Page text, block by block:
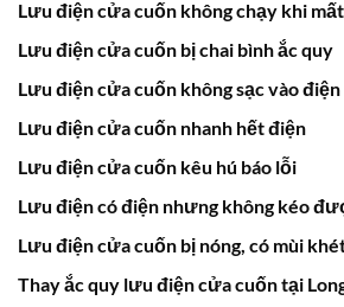
Lưu điện cửa cuốn không chạy khi
Lưu điện cửa cuốn bị chai bình ắc quy
Lưu điện cửa cuốn không sạc vào điện
Lưu điện cửa cuốn nhanh hết điện
Lưu điện cửa cuốn kêu hú báo lỗi
Lưu điện có điện nhưng không kéo
Lưu điện cửa cuốn bị nóng, có mùi
Thay ắc quy lưu điện cửa cuốn tại